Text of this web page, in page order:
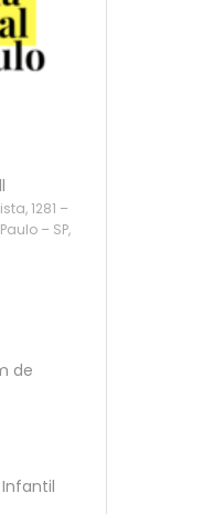
1281 –
– SP,
de